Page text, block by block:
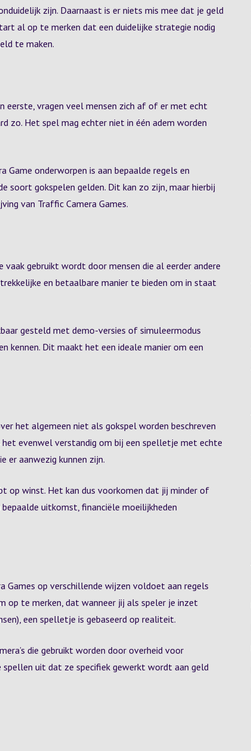
zijn. Daarnaast is er niets mis mee dat je geld
al op te merken dat een duidelijke strategie nodig
te maken.
eerste, vragen veel mensen zich af of er met echt
zo. Het spel mag echter niet in één adem worden
onderworpen is aan bepaalde regels en
gokspelen gelden. Dit kan zo zijn, maar hierbij
van Traffic Camera Games.
gebruikt wordt door mensen die al eerder andere
en betaalbare manier te bieden om in staat
gesteld met demo-versies of simuleermodus
kennen. Dit maakt het een ideale manier om een
het algemeen niet als gokspel worden beschreven
het evenwel verstandig om bij een spelletje met echte
er aanwezig kunnen zijn.
op winst. Het kan dus voorkomen dat jij minder of
uitkomst, financiële moeilijkheden
Games op verschillende wijzen voldoet aan regels
op te merken, dat wanneer jij als speler je inzet
een spelletje is gebaseerd op realiteit.
die gebruikt worden door overheid voor
spellen uit dat ze specifiek gewerkt wordt aan geld